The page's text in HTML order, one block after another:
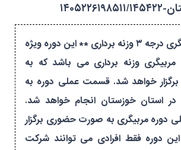
۱۴۵۴۲۲
دوره عملی مربیگری درجه ۳ وزنه برداری ** این دوره ویژه
مربیگری وزنه برداری می باشد که به
خواهد شد. قسمت عملی دوره به
استان خوزستان انجام خواهد شد.
دوره مربیگری به صورت حضوری برگزار
دوره فقط افرادی می توانند شرکت